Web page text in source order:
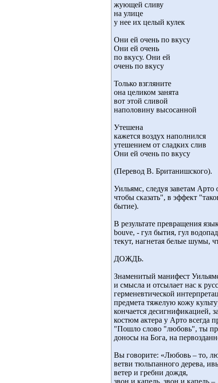
жующей сливу
на улице
у нее их целый кулек
Они ей очень по вкусу
Они ей очень
по вкусу. Они ей
очень по вкусу
Только взгляните
она целиком занята
вот этой сливой
наполовину высосанной
Утешена
кажется воздух наполнился
утешением от сладких слив
Они ей очень по вкусу
(Перевод В. Британишского).
Уильямс, следуя заветам
чтобы сказать", в эффект
бытие).
В результате превращения
bouve, - гул бытия, гул
текут, нагнетая белые шумы,
ДОЖДЬ.
Знаменитый манифест
и смысла и отсылает нас к
герменевтической
предмета тяжелую кожу
кончается десигнификацией,
костюм актера у Арто всегда
"Пошло слово "любовь", ты
доносы на Бога, на
Вы говорите: «Любовь – то,
ветви тюльпанного дерева,
ветер и гребни дождя,
звон и капель, звон и капель –